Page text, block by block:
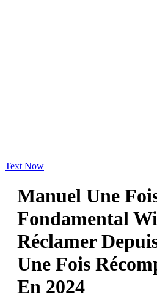
Text Now
Manuel Une
Fondamental
Réclamer
Une Fois
En 2024